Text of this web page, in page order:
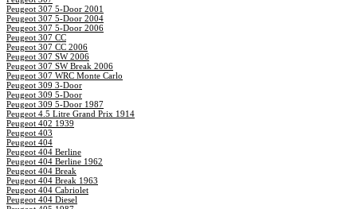
Peugeot 307 5-Door 2001
Peugeot 307 5-Door 2004
Peugeot 307 5-Door 2006
Peugeot 307 CC
Peugeot 307 CC 2006
Peugeot 307 SW 2006
Peugeot 307 SW Break 2006
Peugeot 307 WRC Monte Carlo
Peugeot 309 3-Door
Peugeot 309 5-Door
Peugeot 309 5-Door 1987
Peugeot 4.5 Litre Grand Prix 1914
Peugeot 402 1939
Peugeot 403
Peugeot 404
Peugeot 404 Berline
Peugeot 404 Berline 1962
Peugeot 404 Break
Peugeot 404 Break 1963
Peugeot 404 Cabriolet
Peugeot 404 Diesel